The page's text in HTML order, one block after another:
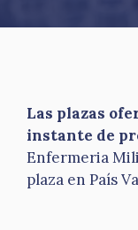
Las plazas
instante de
Enfermeria
plaza en País